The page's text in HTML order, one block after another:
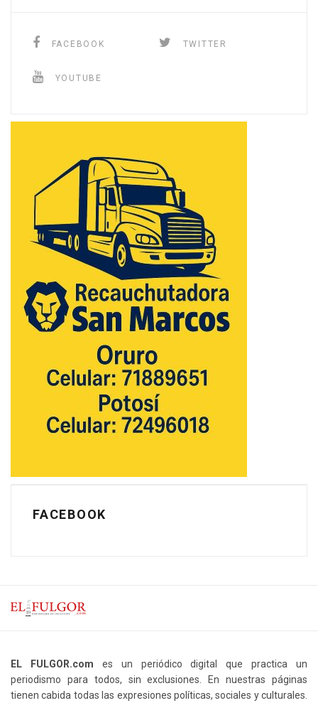
FACEBOOK TWITTER
YOUTUBE
FACEBOOK
EL FULGOR.com es un periódico digital que practica un
periodismo para todos, sin exclusiones. En nuestras páginas
tienen cabida todas las expresiones políticas, sociales y culturales.